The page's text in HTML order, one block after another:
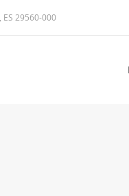
ES 29560-000